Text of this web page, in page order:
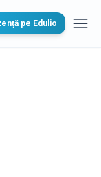
pe Edulio